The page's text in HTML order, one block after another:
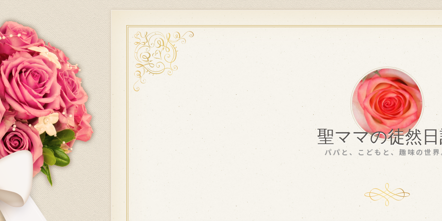
聖ママの徒然
パパと、こどもと、趣味の世